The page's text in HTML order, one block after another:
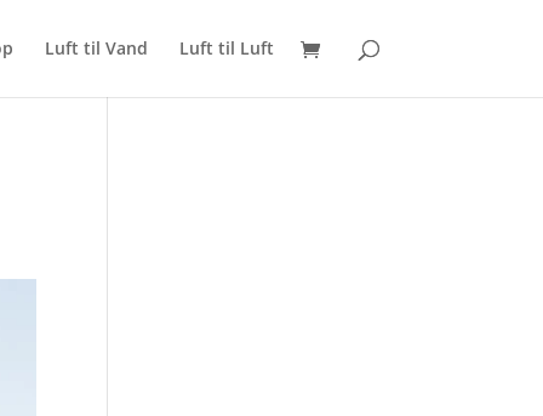
Luft til Vand Luft til Luft